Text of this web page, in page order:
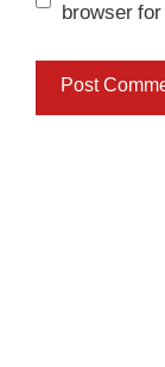
browser